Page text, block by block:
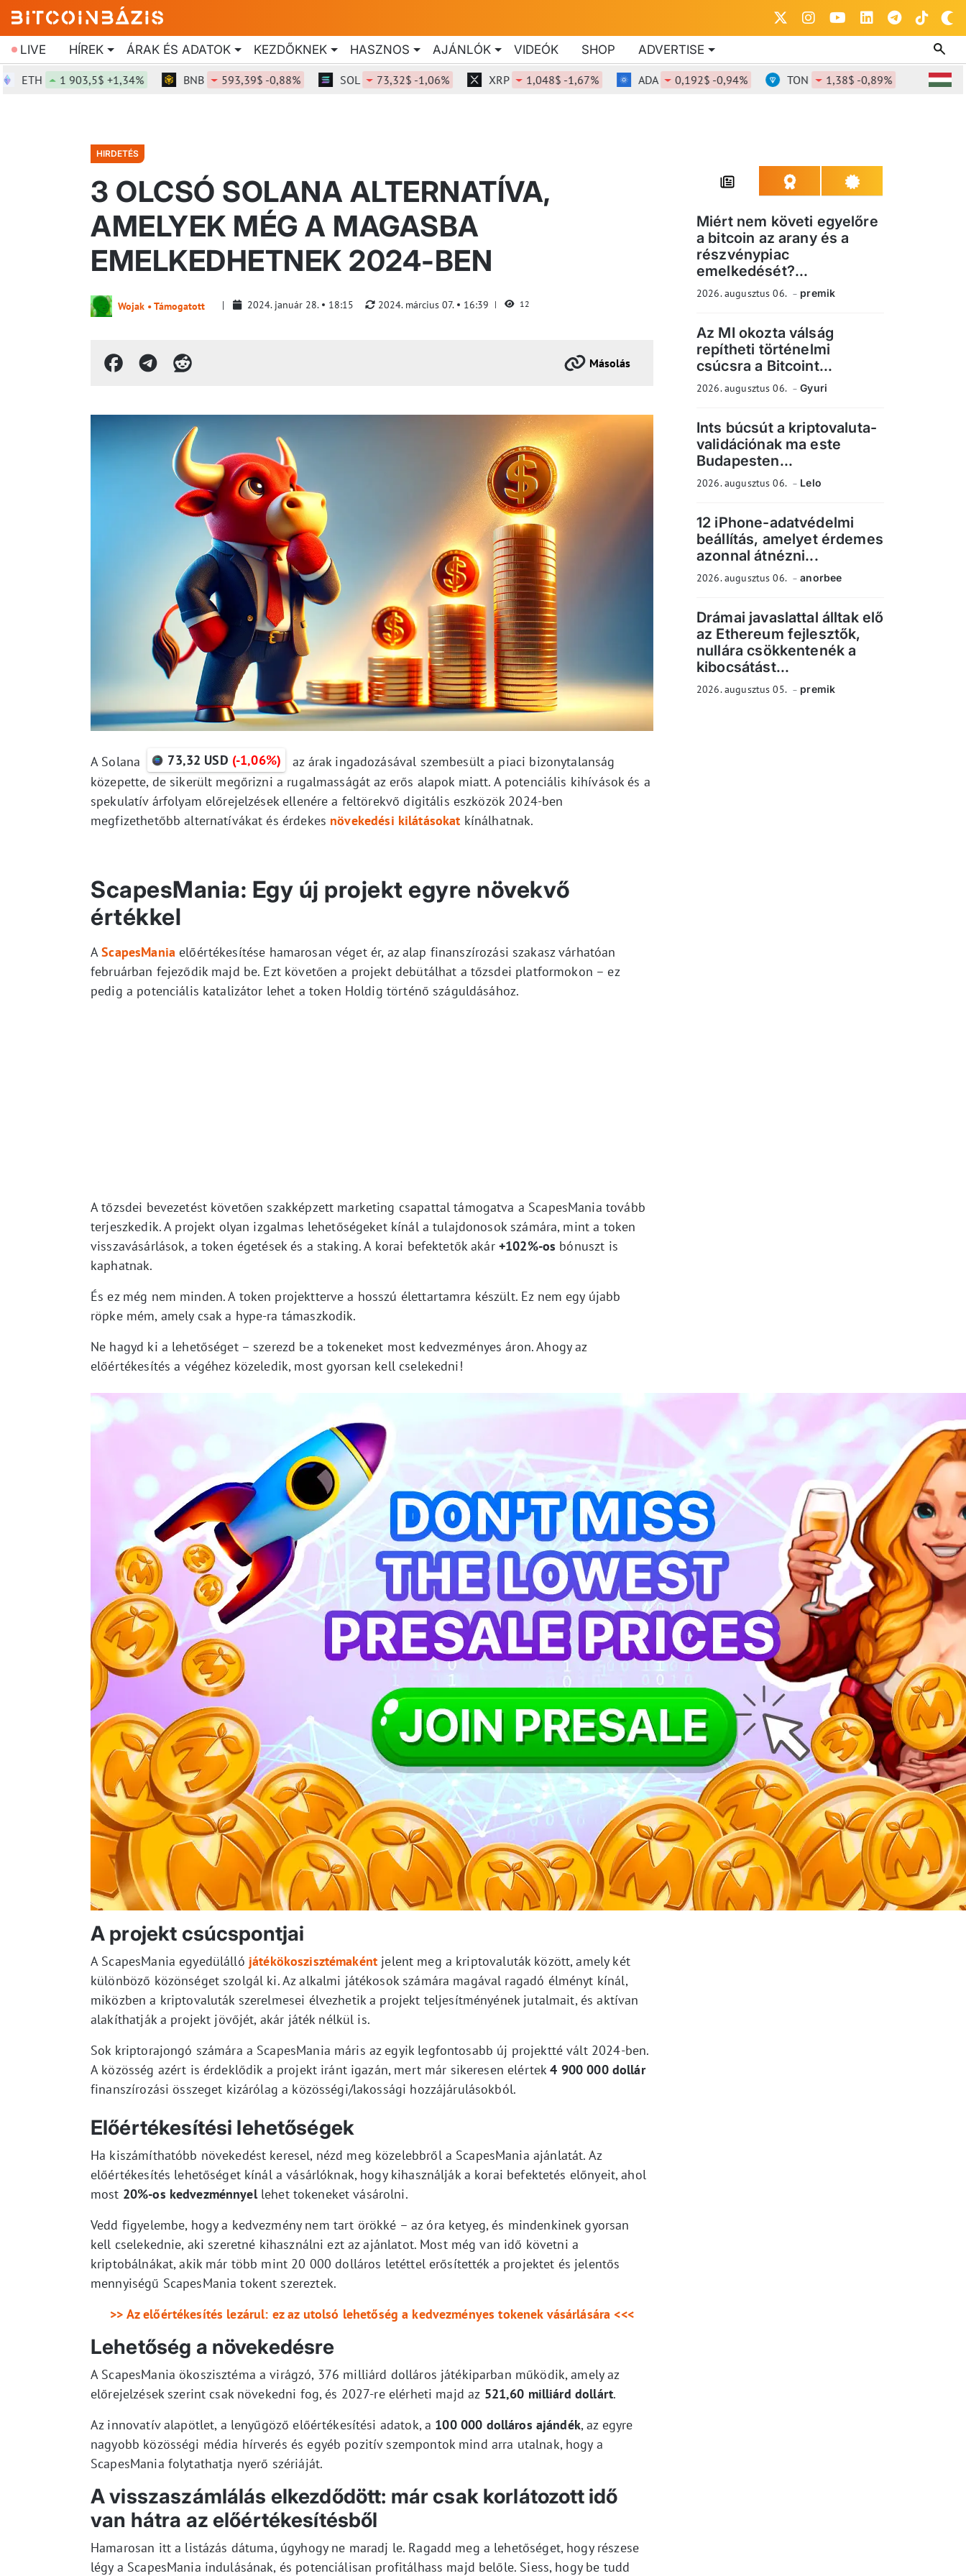
LIVE HÍREK ÁRAK ÉS ADATOK KEZDŐKNEK HASZNOS AJÁNLÓK VIDEÓK SHOP ADVERTISE
1 903,5$ +1,34% BNB 593,39$ -0,88% SOL 73,32$ -1,06% XRP 1,048$ -1,67% ADA 0,192$ -0,94% TON 1,38$ -0,89%
HIRDETÉS
3 OLCSÓ SOLANA ALTERNATÍVA,
AMELYEK MÉG A MAGASBA
EMELKEDHETNEK 2024-BEN
Wojak • Támogatott 2024. január 28. 18:15 2024. március 07. 16:39 12
Másolás
A Solana 73,32 USD (-1,06%)
az árak ingadozásával szembesült a piaci bizonytalanság
közepette, de sikerült megőrizni a rugalmasságát az erős alapok miatt. A potenciális kihívások és a
spekulatív árfolyam előrejelzések ellenére a feltörekvő digitális eszközök 2024-ben
megfizethetőbb alternatívákat és érdekes növekedési kilátásokat kínálhatnak.
ScapesMania: Egy új projekt egyre növekvő
értékkel
AScapesMania előértékesítése hamarosan véget ér, az alap finanszírozási szakasz várhatóan
februárban fejeződik majd be. Ezt követően a projekt debütálhat a tőzsdei platformokon – ez
pedig a potenciális katalizátor lehet a token Holdig történő száguldásához.
A tőzsdei bevezetést követően szakképzett marketing csapattal támogatva a ScapesMania tovább
terjeszkedik. A projekt olyan izgalmas lehetőségeket kínál a tulajdonosok számára, mint a token
visszavásárlások, a token égetések és a staking. A korai befektetők akár +102%-os bónuszt is
kaphatnak.
És ez még nem minden. A token projektterve a hosszú élettartamra készült. Ez nem egy újabb
röpke mém, amely csak a hype-ra támaszkodik.
Ne hagyd ki a lehetőséget – szerezd be a tokeneket most kedvezményes áron. Ahogy az
előértékesítés a végéhez közeledik, most gyorsan kell cselekedni!
A projekt csúcspontjai
A ScapesMania egyedülálló játékökoszisztémaként jelent meg a kriptovaluták között, amely két
különböző közönséget szolgál ki. Az alkalmi játékosok számára magával ragadó élményt kínál,
miközben a kriptovaluták szerelmesei élvezhetik a projekt teljesítményének jutalmait, és aktívan
alakíthatják a projekt jövőjét, akár játék nélkül is.
Sok kriptorajongó számára a ScapesMania máris az egyik legfontosabb új projektté vált 2024-ben.
A közösség azért is érdeklődik a projekt iránt igazán, mert már sikeresen elértek4 900 000 dollár
finanszírozási összeget kizárólag a közösségi/lakossági hozzájárulásokból.
Előértékesítési lehetőségek
Ha kiszámíthatóbb növekedést keresel, nézd meg közelebbről a ScapesMania ajánlatát. Az
előértékesítés lehetőséget kínál a vásárlóknak, hogy kihasználják a korai befektetés előnyeit, ahol
most 20%-os kedvezménnyellehet tokeneket vásárolni.
Vedd figyelembe, hogy a kedvezmény nem tart örökké – az óra ketyeg, és mindenkinek gyorsan
kell cselekednie, aki szeretné kihasználni ezt az ajánlatot. Most még van idő követni a
kriptobálnákat, akik már több mint 20 000 dolláros letéttel erősítették a projektet és jelentős
mennyiségű ScapesMania tokent szereztek.
>> Az előértékesítés lezárul: ez az utolsó lehetőség a kedvezményes tokenek vásárlására <<<
Lehetőség a növekedésre
A ScapesMania ökoszisztéma a virágzó, 376 milliárd dolláros játékiparban működik, amely az
előrejelzések szerint csak növekedni fog, és 2027-re elérheti majd az 521,60 milliárd dollárt.
Az innovatív alapötlet, a lenyűgöző előértékesítési adatok, a 100 000 dolláros ajándék, az egyre
nagyobb közösségi média hírverés és egyéb pozitív szempontok mind arra utalnak, hogy a
ScapesMania folytathatja nyerő szériáját.
A visszaszámlálás elkezdődött: már csak korlátozott idő
van hátra az előértékesítésből
Hamarosan itt a listázás dátuma, úgyhogy ne maradj le. Ragadd meg a lehetőséget, hogy részese
légy a ScapesMania indulásának, és potenciálisan profitálhass majd belőle. Siess, hogy be tudd
Miért nem követi egyelőre
a bitcoin az arany és a
részvénypiac
emelkedését?...
2026. augusztus 06. premik
Az MI okozta válság
repítheti történelmi
csúcsra a Bitcoint...
2026. augusztus 06. Gyuri
Ints búcsút a kriptovaluta-
validációnak ma este
Budapesten...
2026. augusztus 06. Lelo
12 iPhone-adatvédelmi
beállítás, amelyet érdemes
azonnal átnézni...
2026. augusztus 06. anorbee
Drámai javaslattal álltak elő
az Ethereum fejlesztők,
nullára csökkentenék a
kibocsátást...
2026. augusztus 05. premik